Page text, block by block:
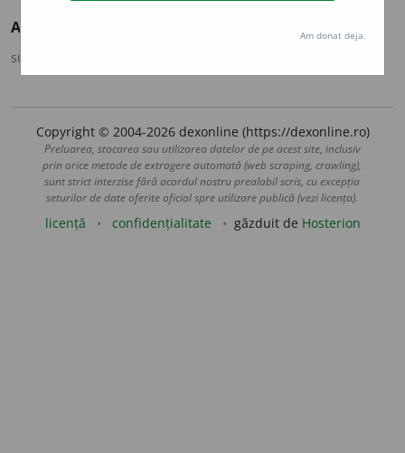
Absentare
sursa:
Copyright © 2004-2026 dexonline (https://dexonline.ro)
Preluarea, stocarea sau utilizarea datelor de pe acest site, inclusiv
prin orice metode de extragere automată (web scraping, crawling),
sunt strict interzise fără acordul nostru prealabil scris, cu excepția
seturilor de date oferite oficial spre utilizare publică (vezi licența).
licență confidențialitate găzduit de Hosterion
Am donat deja.